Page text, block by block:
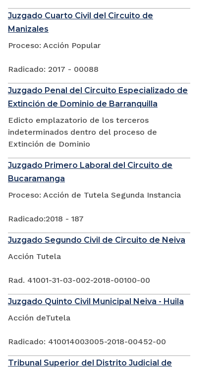
Juzgado Cuarto Civil del Circuito de
Manizales
Proceso: Acción Popular
Radicado: 2017 - 00088
Juzgado Penal del Circuito Especializado de
Extinción de Dominio de Barranquilla
Edicto emplazatorio de los terceros
indeterminados dentro del proceso de
Extinción de Dominio
Juzgado Primero Laboral del Circuito de
Bucaramanga
Proceso: Acción de Tutela Segunda Instancia
Radicado:2018 - 187
Juzgado Segundo Civil de Circuito de Neiva
Acción Tutela
Rad. 41001-31-03-002-2018-00100-00
Juzgado Quinto Civil Municipal Neiva - Huila
Acción deTutela
Radicado: 410014003005-2018-00452-00
Tribunal Superior del Distrito Judicial de